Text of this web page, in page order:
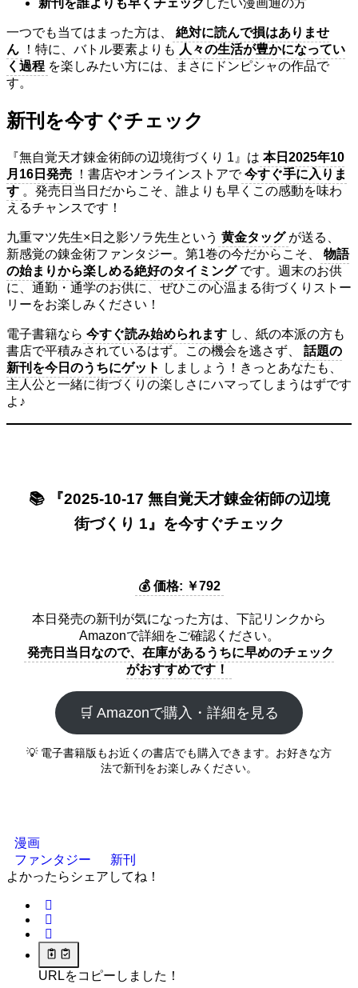
新刊を誰よりも早くチェック したい漫画通の方
一つでも当てはまった方は、
絶対に読んで損はありませ
ん
！特に、バトル要素よりも 人々の生活が豊かになってい
く過程 を楽しみたい方には、まさにドンピシャの作品で
す。
新刊を今すぐチェック
『無自覚天才錬金術師の辺境街づくり 1』は 本日2025年10
月16日発売
！書店やオンラインストアで 今すぐ手に入りま
す 。発売日当日だからこそ、誰よりも早くこの感動を味わ
えるチャンスです！
九重マツ先生×日之影ソラ先生という 黄金タッグ が送る、
新感覚の錬金術ファンタジー。第1巻の今だからこそ、
物語
の始まりから楽しめる絶好のタイミング です。週末のお供
に、通勤・通学のお供に、ぜひこの心温まる街づくりストー
リーをお楽しみください！
電子書籍なら 今すぐ読み始められます し、紙の本派の方も
書店で平積みされているはず。この機会を逃さず、
話題の
新刊を今日のうちにゲット しましょう！きっとあなたも、
主人公と一緒に街づくりの楽しさにハマってしまうはずです
よ♪
📚 『2025-10-17 無自覚天才錬金術師の辺境
街づくり 1』を今すぐチェック
💰 価格: ￥792
本日発売の新刊が気になった方は、下記リンクから
Amazonで詳細をご確認ください。
発売日当日なので、在庫があるうちに早めのチェック
がおすすめです！
🛒 Amazonで購入・詳細を見る
💡 電子書籍版もお近くの書店でも購入できます。お好きな方
法で新刊をお楽しみください。
漫画
ファンタジー
新刊
よかったらシェアしてね！
URLをコピーしました！